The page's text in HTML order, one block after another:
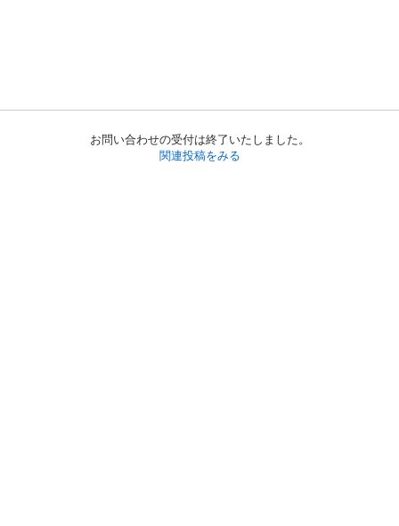
お問い合わせの受付は終了いたしました。
関連投稿をみる